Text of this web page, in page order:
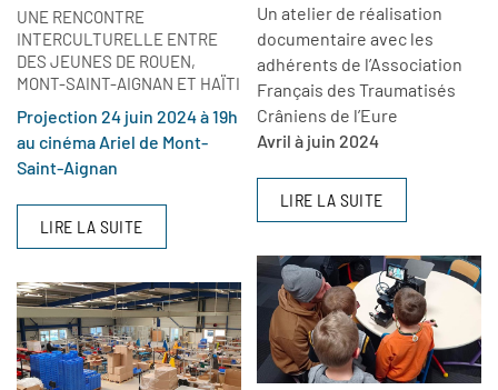
UNE RENCONTRE
INTERCULTURELLE ENTRE
DES JEUNES DE ROUEN,
MONT-SAINT-AIGNAN ET HAÏTI
Projection 24 juin 2024 à 19h
au cinéma Ariel de Mont-
Saint-Aignan
LIRE LA SUITE
Un atelier de réalisation
documentaire avec les
adhérents de l’Association
Français des Traumatisés
Crâniens de l’Eure
Avril à juin 2024
LIRE LA SUITE